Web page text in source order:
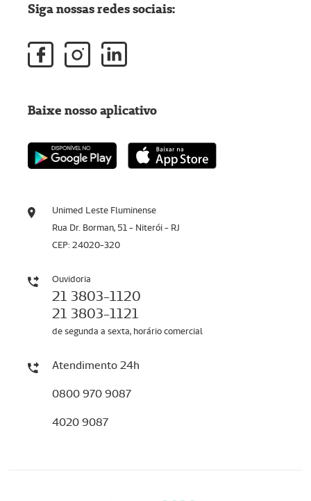
Unimed Leste Fluminense
Rua Dr. Borman, 51 - Niterói - RJ
CEP: 24020-320
Ouvidoria
21 3803-1120
21 3803-1121
de segunda a sexta, horário comercial
Atendimento 24h
0800 970 9087
4020 9087
Siga nossas redes sociais:
Baixe nosso aplicativo